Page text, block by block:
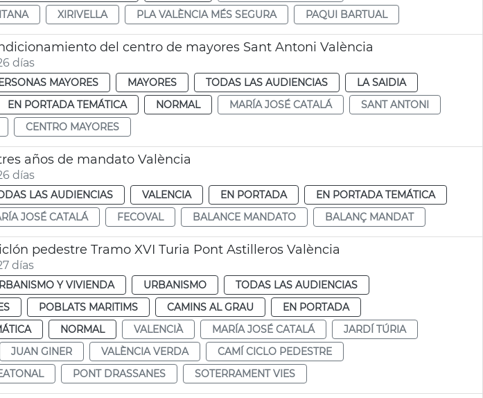
XIRIVELLA PLA VALÈNCIA MÉS SEGURA PAQUI BARTUAL
del centro de mayores Sant Antoni València
días
MAYORES MAYORES TODAS LAS AUDIENCIAS
LA SAIDIA
EN PORTADA TEMÁTICA NORMAL MARÍA JOSÉ CATALÁ
SANT ANTONI
CENTRO MAYORES
años de mandato València
días
LAS AUDIENCIAS VALENCIA EN PORTADA
EN PORTADA TEMÁTICA
JOSÉ CATALÁ FECOVAL BALANCE MANDATO BALANÇ MANDAT
pedestre Tramo XVI Turia Pont Astilleros València
días
Y VIVIENDA URBANISMO
TODAS LAS AUDIENCIAS
POBLATS MARITIMS CAMINS AL GRAU
EN PORTADA
NORMAL VALENCIÀ MARÍA JOSÉ CATALÁ
JARDÍ TÚRIA
JUAN GINER VALÈNCIA VERDA
CAMÍ CICLO PEDESTRE
PONT DRASSANES SOTERRAMENT VIES